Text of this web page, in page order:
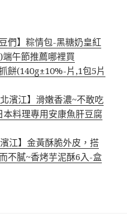
們】粽情包-黑糖奶皇紅
午節推薦哪裡買
餅(140g±10%-片,1包5片
濱江】滑嫩香濃~不敢吃
料理專用安康魚肝豆腐
江】金黃酥脆外皮，搭
不膩~香烤芋泥酥6入-盒